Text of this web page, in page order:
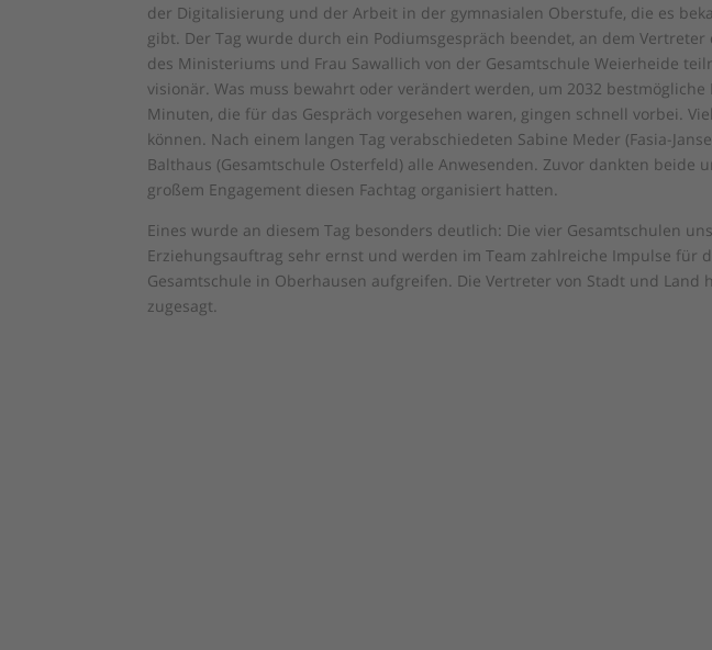
der Digitalisierung und der Arbeit in der gymnasialen Oberstufe, die es
gibt. Der Tag wurde durch ein Podiumsgespräch beendet, an dem
des Ministeriums und Frau Sawallich von der Gesamtschule Weierheide
visionär. Was muss bewahrt oder verändert werden, um 2032
Minuten, die für das Gespräch vorgesehen waren, gingen schnell vorbei.
können. Nach einem langen Tag verabschiedeten Sabine Meder (Fasia-
Balthaus (Gesamtschule Osterfeld) alle Anwesenden. Zuvor dankten beide
großem Engagement diesen Fachtag organisiert hatten.
Eines wurde an diesem Tag besonders deutlich: Die vier Gesamtschulen
Erziehungsauftrag sehr ernst und werden im Team zahlreiche Impulse für
Gesamtschule in Oberhausen aufgreifen. Die Vertreter von Stadt und
zugesagt.